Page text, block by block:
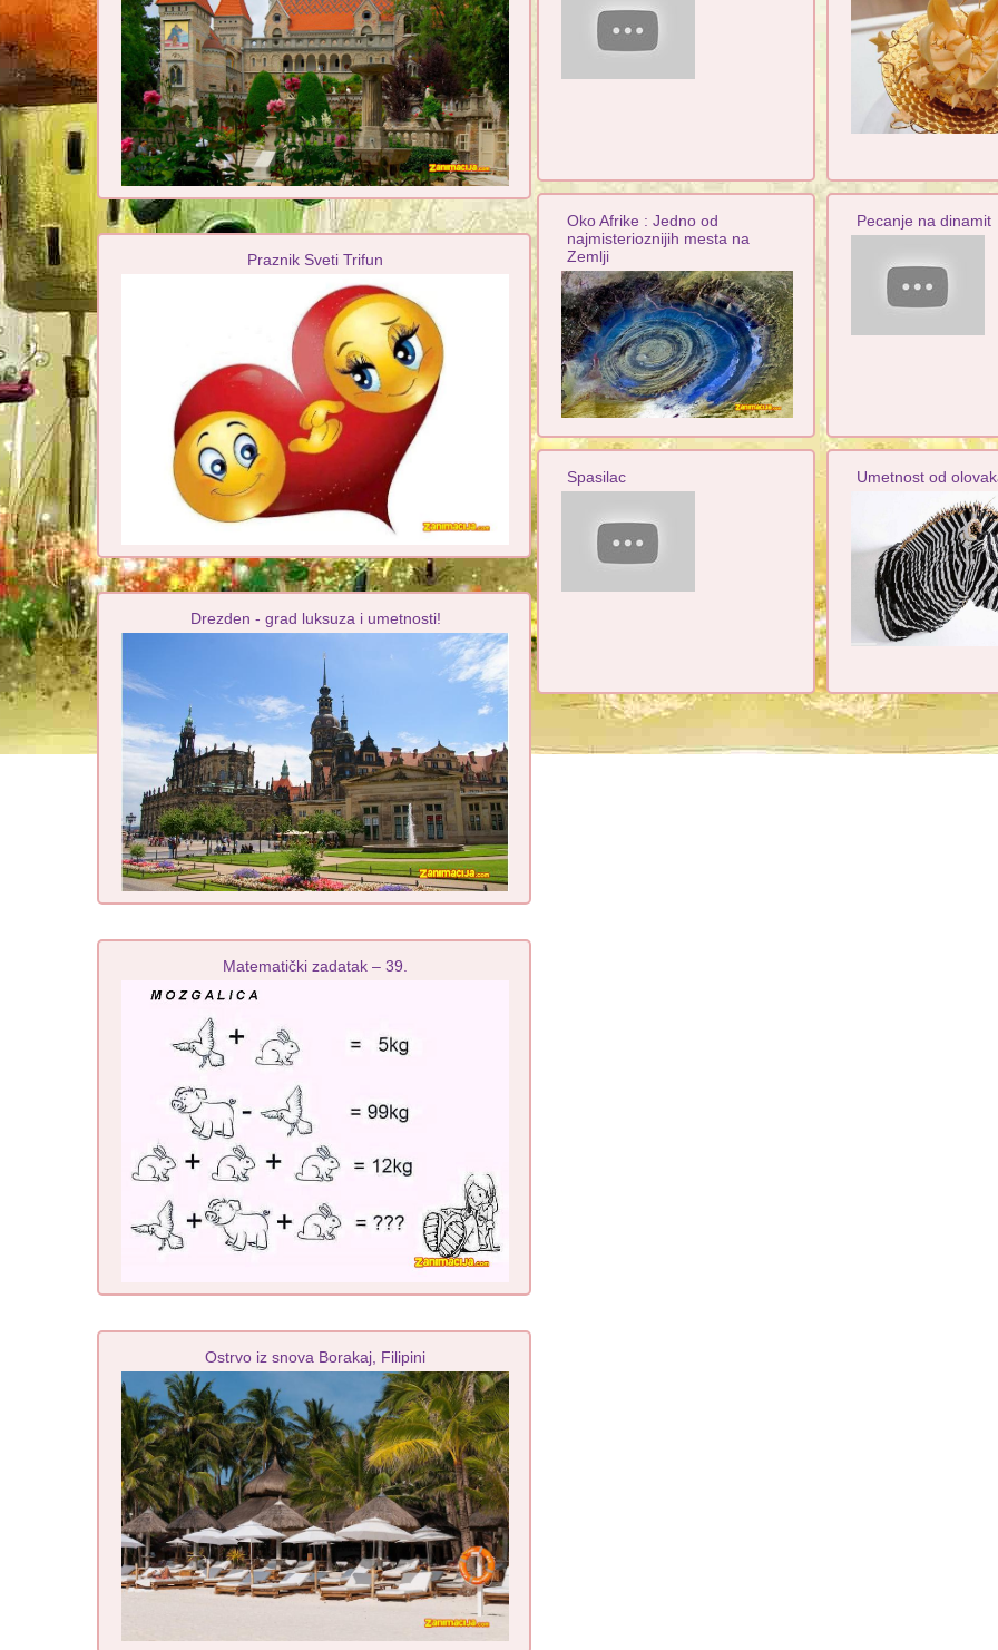
Oko Afrike : Jedno od
najmisterioznijih mesta na
Zemlji
Pecanje na dinamit
Spasilac Umetnost od
Praznik Sveti Trifun
Drezden - grad luksuza i umetnosti!
Matematički zadatak – 39.
Ostrvo iz snova Borakaj, Filipini